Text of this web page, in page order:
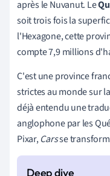
après le Nuvanut. Le
soit trois fois la
l'Hexagone, cette
compte 7,9 millions
C'est une province
strictes au monde sur
déjàentendu une
anglophone par les
Pixar,Carsse